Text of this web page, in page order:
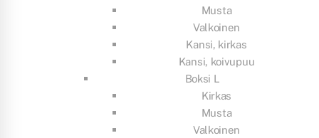
Musta
Valkoinen
Kansi, kirkas
Kansi, koivupuu
Boksi L
Kirkas
Musta
Valkoinen